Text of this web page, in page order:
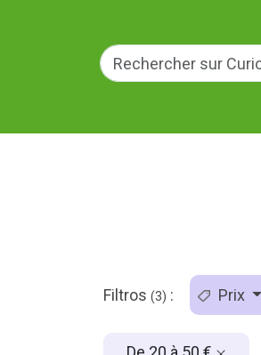
Filtros (3) : Prix